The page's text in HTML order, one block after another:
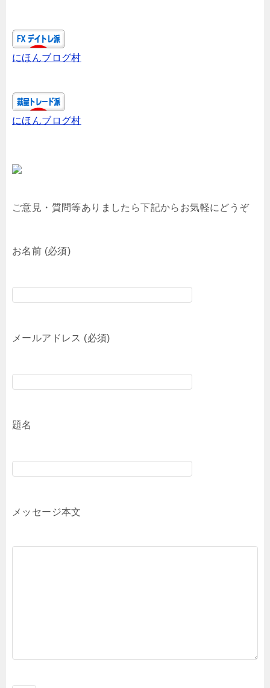
にほんブログ村
にほんブログ村
ご意見・質問等ありましたら下記からお気軽にどうぞ
お名前 (必須)
メールアドレス (必須)
題名
メッセージ本文